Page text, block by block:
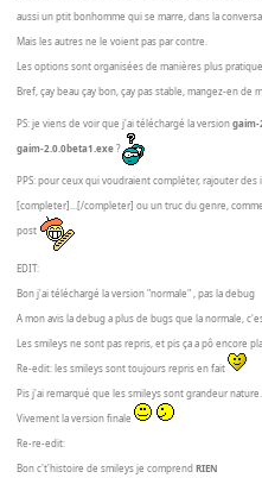
aussi un ptit bonhomme qui se marre, dans la
Mais les autres ne le voient pas par contre.
Les options sont organisées de manières plus
Bref, çay beau çay bon, çay pas stable, mangez-en de
PS: je viens de voir que j'ai téléchargé la versiongaim-
gaim-2.0.0beta1.exe?
PPS: pour ceux qui voudraient compléter, rajouter
[completer]...[/completer] ou un truc du genre,
post
EDIT:
Bon j'ai téléchargé la version "normale" , pas la debug
A mon avis la debug a plus de bugs que la normale,
Les smileys ne sont pas repris, et pis ça a pô encore
Re-edit: les smileys sont toujours repris en fait
Pis j'ai remarqué que les smileys sont grandeur
Vivement la version finale
Re-re-edit:
Bon c't'histoire de smileys je comprendRIEN